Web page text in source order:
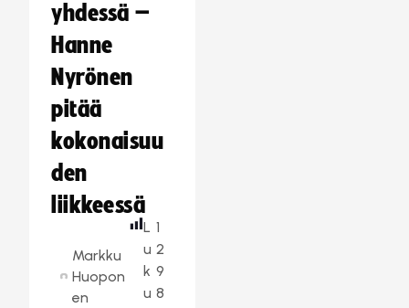
yhdessä –
Hanne
Nyrönen
pitää
kokonaisuu
den
liikkeessä
Markku
Huopon
en
L
u
k
u
1
2
9
8